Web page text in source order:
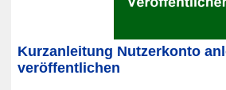
Kurzanleitung Nutzerkonto
veröffentlichen